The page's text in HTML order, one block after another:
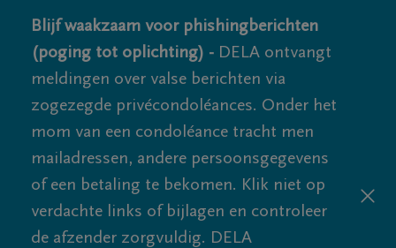
Blijf waakzaam voor phishingberichten
(poging tot oplichting) - DELA ontvangt
meldingen over valse berichten via
zogezegde privécondoléances. Onder het
mom van een condoléance tracht men
mailadressen, andere persoonsgegevens
of een betaling te bekomen. Klik niet op
verdachte links of bijlagen en controleer
de afzender zorgvuldig. DELA